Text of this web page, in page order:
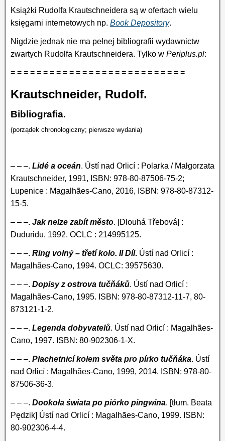
Książki Rudolfa Krautschneidera są w ofertach wielu
księgarni internetowych np. Book Depository.
Nigdzie jednak nie ma pełnej bibliografii wydawnictw
zwartych Rudolfa Krautschneidera. Tylko w Periplus.pl:
= = = = = = = = = = = = = = = = = = = = = = = = = = =
Krautschneider, Rudolf.
Bibliografia.
(porządek chronologiczny; pierwsze wydania)
– – –. Lidé a oceán. Ústí nad Orlicí : Polarka / Małgorzata
Krautschneider, 1991, ISBN: 978-80-87506-75-2;
Lupenice : Magalhães-Cano, 2016, ISBN: 978-80-87312-
15-5.
– – –. Jak nelze zabít město. [Dlouhá Třebová] :
Duduridu, 1992. OCLC : 214995125.
– – –. Ring volný – třetí kolo. II Díl. Ústí nad Orlicí :
Magalhães-Cano, 1994. OCLC: 39575630.
– – –. Dopisy z ostrova tučňáků. Ústí nad Orlicí :
Magalhães-Cano, 1995. ISBN: 978-80-87312-11-7, 80-
873121-1-2.
– – –. Legenda dobyvatelů. Ústí nad Orlicí : Magalhães-
Cano, 1997. ISBN: 80-902306-1-X.
– – –. Plachetnicí kolem světa pro pírko tučňáka. Ústí
nad Orlicí : Magalhães-Cano, 1999, 2014. ISBN: 978-80-
87506-36-3.
– – –. Dookoła świata po piórko pingwina. [tłum. Beata
Pędzik] Ústí nad Orlicí : Magalhães-Cano, 1999. ISBN:
80-902306-4-4.